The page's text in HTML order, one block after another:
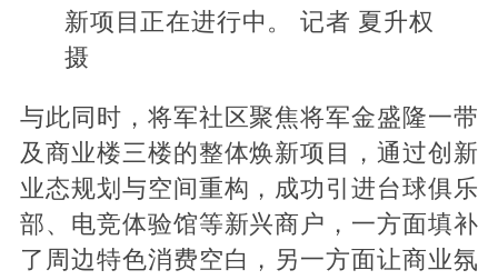
新项目正在进行中。 记者 夏升权
摄
与此同时，将军社区聚焦将军金盛隆一带
及商业楼三楼的整体焕新项目，通过创新
业态规划与空间重构，成功引进台球俱乐
部、电竞体验馆等新兴商户，一方面填补
了周边特色消费空白，另一方面让商业氛